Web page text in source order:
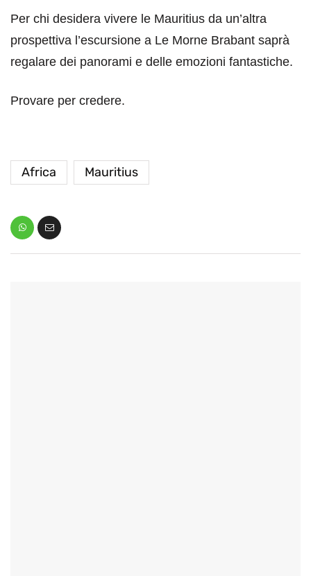
Per chi desidera vivere le Mauritius da un’altra
prospettiva l’escursione a Le Morne Brabant saprà
regalare dei panorami e delle emozioni fantastiche.
Provare per credere.
Africa Mauritius